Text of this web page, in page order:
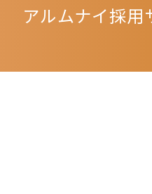
アルムナイ採用